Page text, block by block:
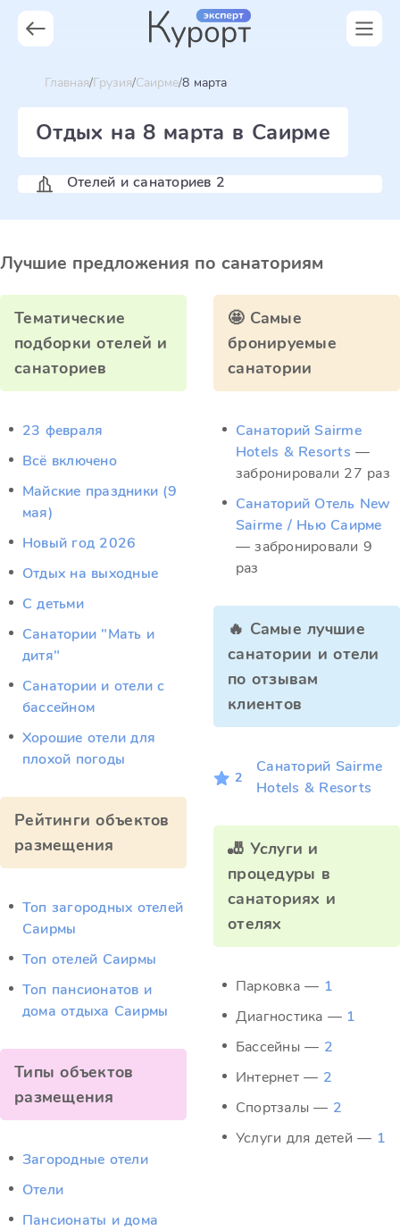
Главная Грузия Саирме 8 марта
Отдых на 8 марта в Саирме
Отелей и санаториев 2
Лучшие предложения по санаториям
Тематические
подборки отелей и
санаториев
23 февраля
Всё включено
Майские праздники (9
мая)
Новый год 2026
Отдых на выходные
С детьми
Санатории "Мать и
дитя"
Санатории и отели с
бассейном
Хорошие отели для
плохой погоды
Рейтинги объектов
размещения
Топ загородных отелей
Саирмы
Топ отелей Саирмы
Топ пансионатов и
дома отдыха Саирмы
Типы объектов
размещения
Загородные отели
Отели
Пансионаты и дома
🤩 Самые
бронируемые
санатории
Санаторий Sairme
Hotels & Resorts —
забронировали 27 раз
Санаторий Отель New
Sairme / Нью Саирме
— забронировали 9
раз
🔥 Самые лучшие
санатории и отели
по отзывам
клиентов
2
Санаторий Sairme
Hotels & Resorts
🎳 Услуги и
процедуры в
санаториях и
отелях
Парковка — 1
Диагностика — 1
Бассейны — 2
Интернет — 2
Спортзалы — 2
Услуги для детей — 1